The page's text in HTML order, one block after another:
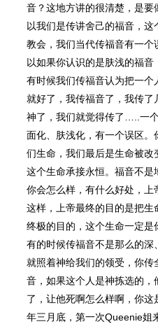
音？这地方讲的很清楚，是
以我们是传讲舍己的福音，
教会，我们当代传福音有一
以如果你认识的是肤浅的福音
有时候我们传福音认为把一
就好了，我传福音了，我传
神了，我们就觉得传了…..一
面化、肤浅化，有一个误区
们生命，我们最后是生命被改
这个生命承接永恒。福音不是
你会怎么样，有什么好处，
这样，上帝最终的目的是把
终极的目的，这个生命一定
有的时候传福音不是那么的
就照着神给我们的领受，你
音，如果这个人是神拣选的
了，让他死啊怎么样啊，你
年三月底，第一次Queenie姐